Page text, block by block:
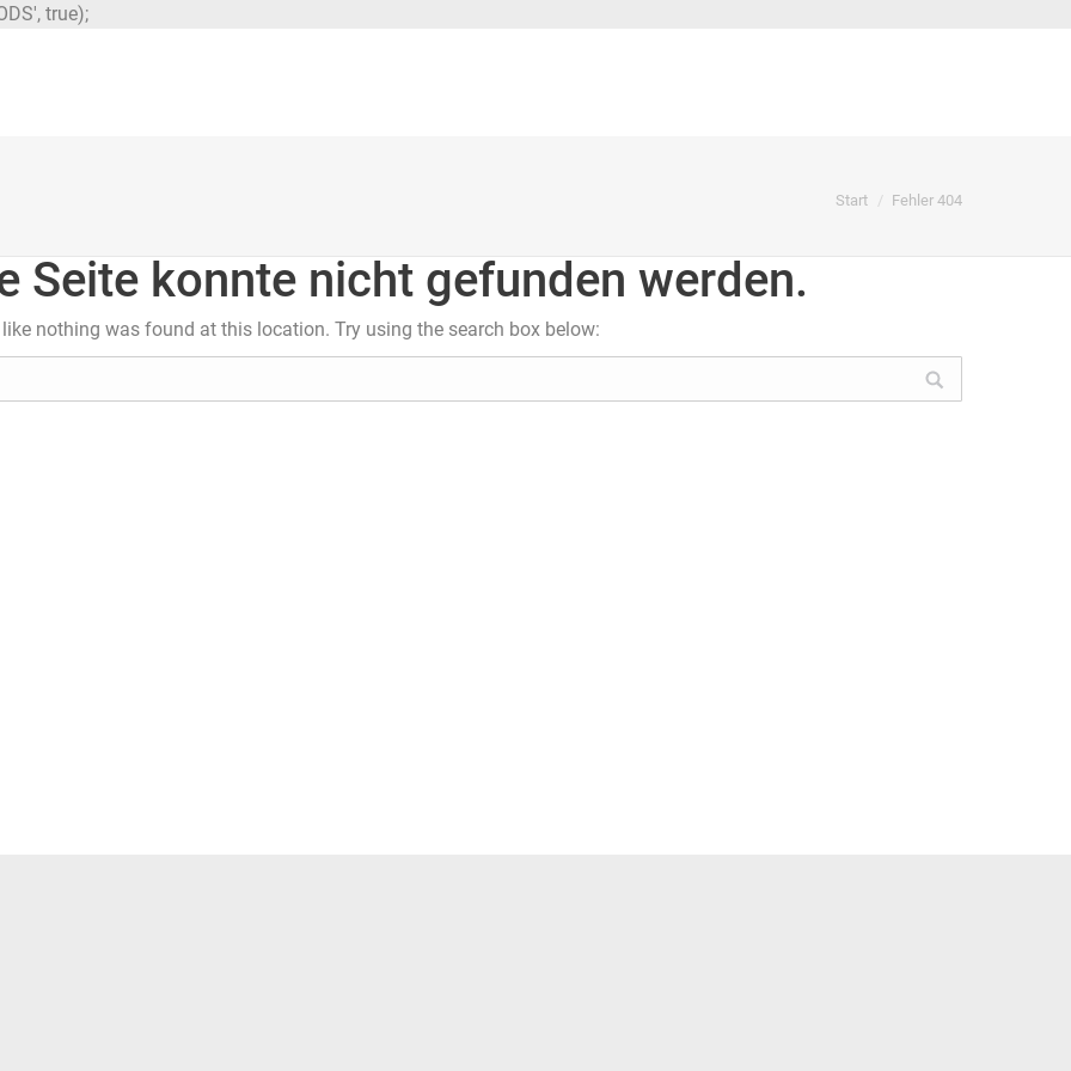
true);
Start Fehler 404
Seite konnte nicht gefunden werden.
nothing was found at this location. Try using the search box below: